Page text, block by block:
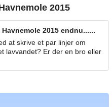
2015
2015 endnu......
at skrive et par linjer om
lavvandet? Er der en bro eller